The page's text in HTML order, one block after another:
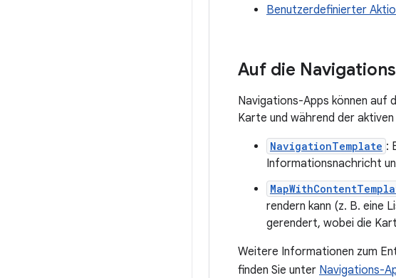
Benutzerdefinierter
Auf die
Navigations-Apps können auf
Karte und während der
NavigationTemplate :
Informationsnachricht
rendern kann (z. B. eine
gerendert, wobei die
Weitere Informationen zum
finden Sie unter Navigations-